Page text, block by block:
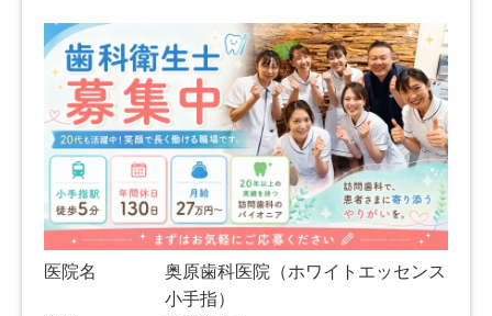
医院名
奥原歯科医院（ホワイトエッセンス
小手指）